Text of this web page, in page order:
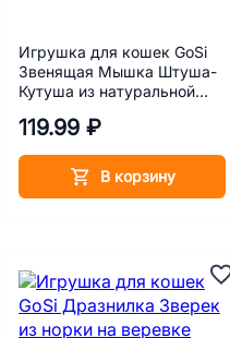
Игрушка для кошек GoSi
Звенящая Мышка Штуша-
Кутуша из натуральной
119.99 ₽
В корзину